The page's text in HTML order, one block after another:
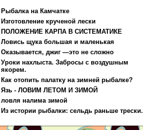
Рыбалка на Камчатке
Изготовление крученой лески
ПОЛОЖЕНИЕ КАРПА В СИСТЕМАТИКЕ
Ловись щука большая и маленькая
Оказывается, джиг —это не сложно
Уроки нахлыста. Забросы с воздушным
якорем.
Как отопить палатку на зимней рыбалке?
Язь - ЛОВИМ ЛЕТОМ И ЗИМОЙ
ловля налима зимой
Из истории рыбалки: сельдь раньше трески.